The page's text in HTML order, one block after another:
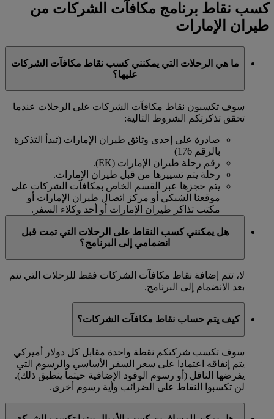
كسب نقاط برنامج مكافآت الشركات من
طيران الإمارات
ما هي الرحلات التي يمكنني كسب نقاط مكافآت الشركات
عليها؟
سوف تكسبون نقاط مكافآت الشركات على الرحلات عندما
تحقق تذكرتكم الشروط التالية:
صادرة على إحدى وثائق طيران الإمارات (تبدأ التذكرة
بالرقم 176)
رقم رحلة طيران الإمارات (EK).
رحلة يتم تسييرها من قبل طيران الإمارات.
يتم حجزها عبر القسم الخاص بمكافآت الشركات على
موقعنا الشبكي أو مركز اتصال طيران الإمارات أو
مكتب تذاكر طيران الإمارات أو أحد وكلاء السفر.
هل يمكنني كسب النقاط على الرحلات التي تمت قبل
انضمامي إلى البرنامج؟
لا، تتم إضافة نقاط مكافآت الشركات فقط للرحلات التي تتم
بعد الانضمام إلى البرنامج.
كيف يتم حساب نقاط مكافآت الشركات؟
سوف تكسب شركتكم نقطة واحدة مقابل كل دولار أميركي
يتم إنفاقه اعتمادا على سعر السفر الأساسي والرسوم التي
يفرضها الناقل (أو رسوم الوقود الإضافية حيثما ينطبق ذلك).
لن تكسبوا النقاط على الضرائب وأية رسوم أخرى.